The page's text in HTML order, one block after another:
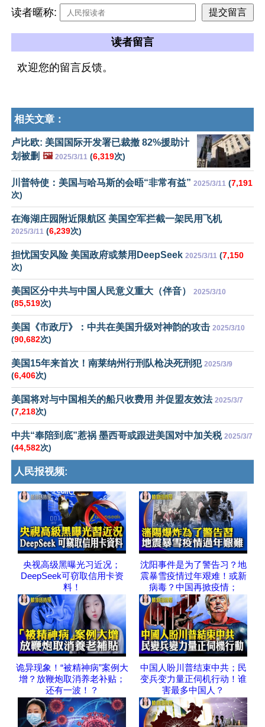
读者暱称:
读者留言
欢迎您的留言反馈。
相关文章：
卢比欧: 美国国际开发署已裁撤 82%援助计
划被删 🖼️ 2025/3/11 (6,319次)
川普特使：美国与哈马斯的会晤“非常有益” 2025/3/11 (7,191
次)
在海湖庄园附近限航区 美国空军拦截一架民用飞机
2025/3/11 (6,239次)
担忧国安风险 美国政府或禁用DeepSeek 2025/3/11 (7,150
次)
美国区分中共与中国人民意义重大（伴音） 2025/3/10
(85,519次)
美国《市政厅》：中共在美国升级对神韵的攻击 2025/3/10
(90,682次)
美国15年来首次！南莱纳州行刑队枪决死刑犯 2025/3/9
(6,406次)
美国将对与中国相关的船只收费用 并促盟友效法 2025/3/7
(7,218次)
中共“奉陪到底”惹祸 墨西哥或跟进美国对中加关税 2025/3/7
(44,582次)
人民报视频:
央视高级黑曝光习近况；
DeepSeek可窃取信用卡资
料！
沈阳事件是为了警告习？地
震暴雪疫情过年艰难！或新
病毒？中国再掀疫情；
诡异现象！“被精神病”案例大
增？放鞭炮取消养老补贴；
还有一波！？
中国人盼川普结束中共；民
变兵变力量正伺机行动！谁
害最多中国人？